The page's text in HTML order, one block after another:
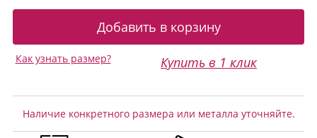
Купить в 1 клик
Как узнать размер?
Наличие конкретного размера или металла уточняйте.